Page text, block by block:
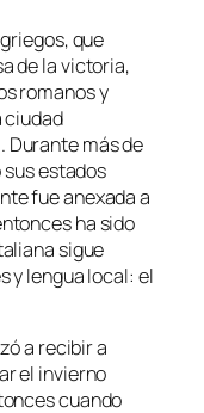
que
de la victoria,
romanos y
ciudad
Durante más de
estados
fue anexada a
ha sido
sigue
y lengua local: el
a recibir a
el invierno
cuando